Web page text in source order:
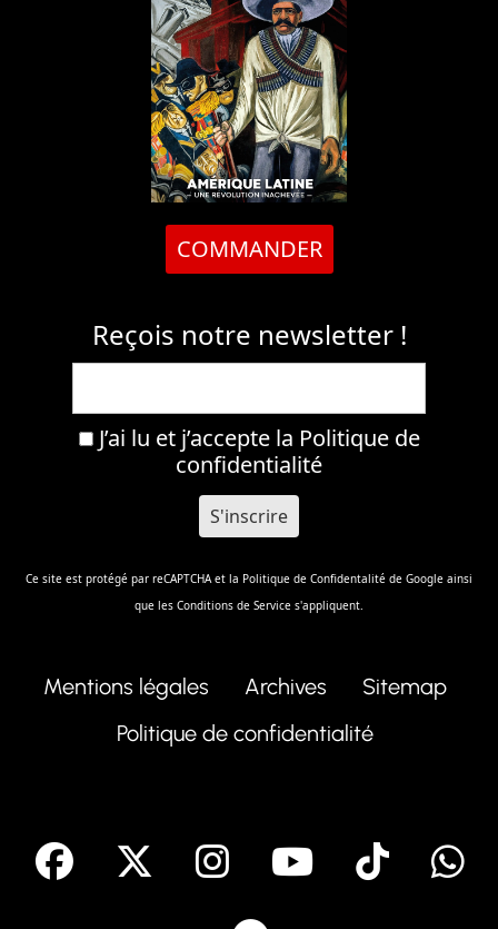
COMMANDER
Reçois notre newsletter !
J’ai lu et j’accepte la Politique de
confidentialité
Ce site est protégé par reCAPTCHA et la Politique de Confidentalité de Google ainsi
que les Conditions de Service s'appliquent.
Mentions légales Archives
Sitemap
Politique de confidentialité
facebook Instagram
Youtube
Tik